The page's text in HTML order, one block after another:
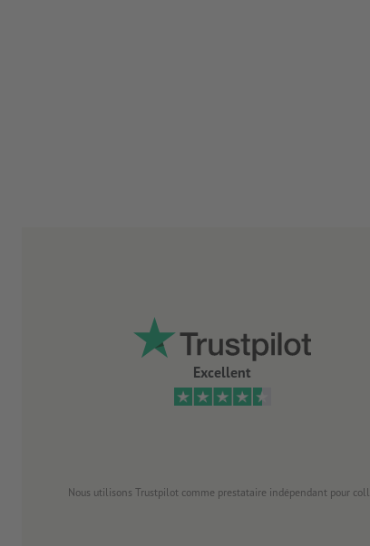
Excellent
Nous utilisons Trustpilot comme prestataire indépendant pour